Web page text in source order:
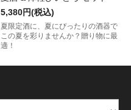
5,380円(税込)
夏限定酒に、夏にぴったりの酒器で
この夏を彩りませんか？贈り物に最
適！